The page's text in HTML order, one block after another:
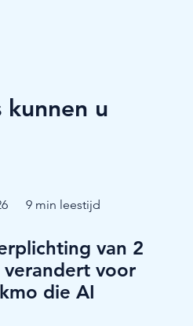
9 min leestijd
van 2
verandert voor
die AI
kunnen u